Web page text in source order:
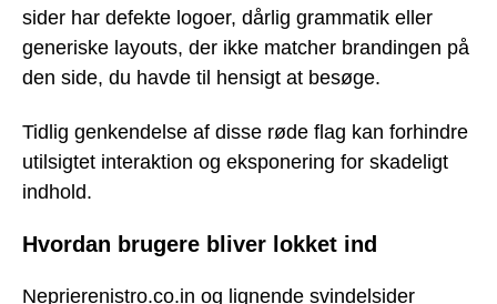
sider har defekte logoer, dårlig grammatik eller
generiske layouts, der ikke matcher brandingen på
den side, du havde til hensigt at besøge.
Tidlig genkendelse af disse røde flag kan forhindre
utilsigtet interaktion og eksponering for skadeligt
indhold.
Hvordan brugere bliver lokket ind
Neprierenistro.co.in og lignende svindelsider